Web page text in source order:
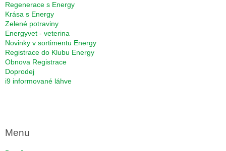
Regenerace s Energy
Krása s Energy
Zelené potraviny
Energyvet - veterina
Novinky v sortimentu Energy
Registrace do Klubu Energy
Obnova Registrace
Doprodej
i9 informované láhve
Menu